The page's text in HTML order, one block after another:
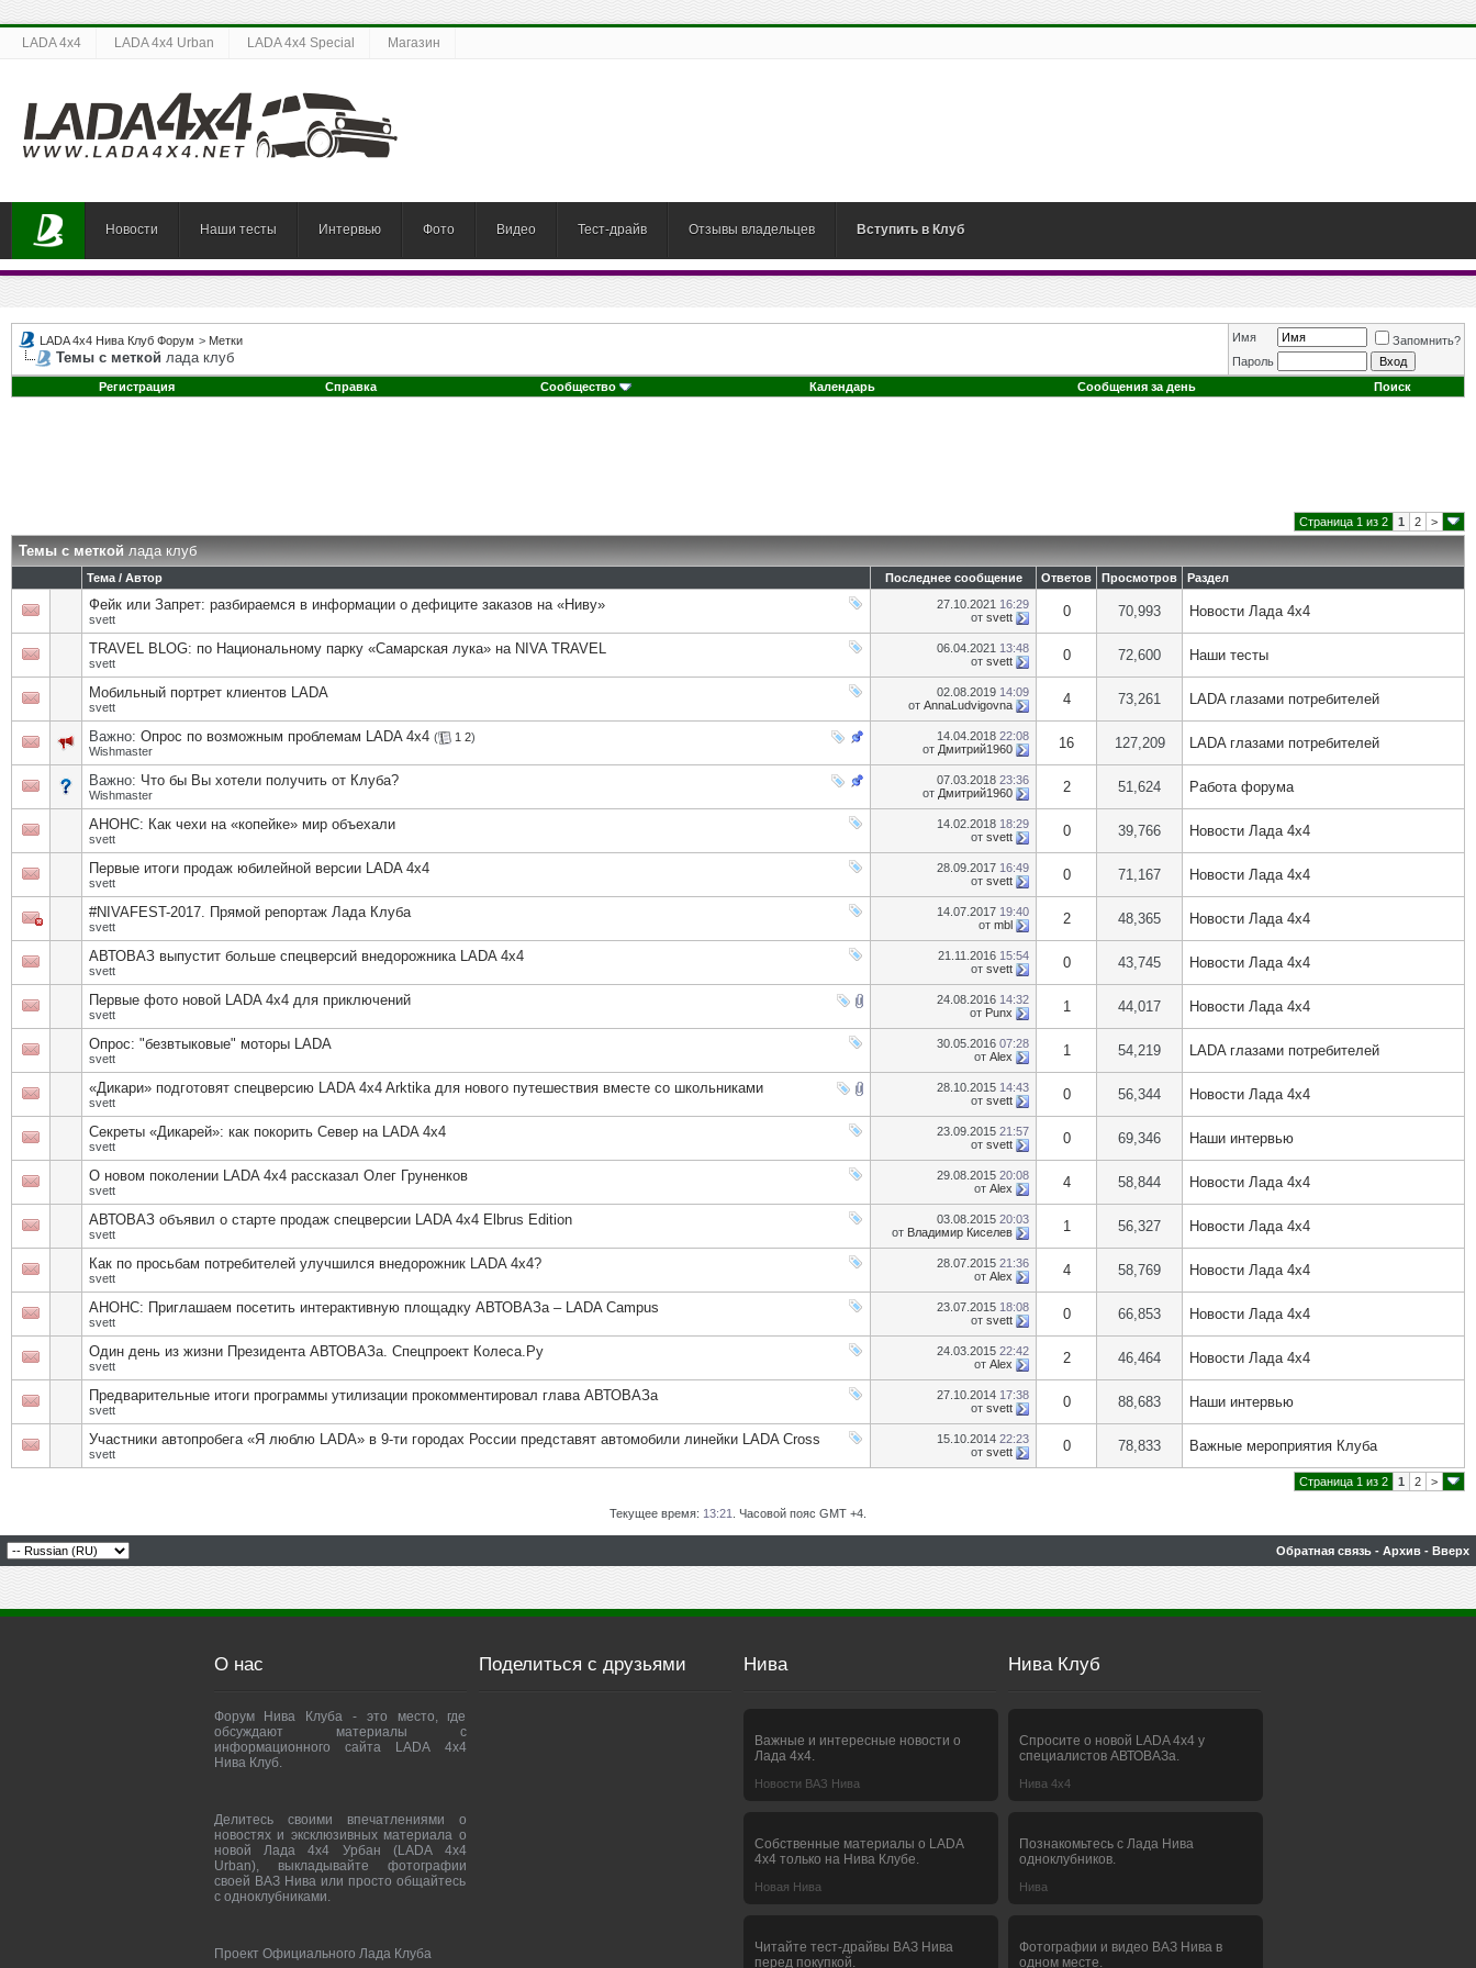
LADA 4x4 LADA 4x4 Urban LADA 4x4 Special Магазин
Новости Наши тесты Интервью Фото Видео Тест-драйв Отзывы владельцев Вступить в Клуб
LADA 4x4 Нива Клуб Форум > Метки
Темы с меткой лада клуб
Имя
Запомнить?
Пароль
Регистрация
Справка Сообщество Календарь Сообщения за день Поиск
Страница 1 из 2 1 2 >
Темы с меткойлада клуб
Тема / Автор Последнее сообщение Ответов Просмотров Раздел
Фейк или Запрет: разбираемся в информации о дефиците заказов на «Ниву»
svett
27.10.2021 16:29
от svett 0 70,993 Новости Лада 4х4
TRAVEL BLOG: по Национальному парку «Самарская лука» на NIVA TRAVEL
svett
06.04.2021 13:48
от svett 0 72,600 Наши тесты
Мобильный портрет клиентов LADA
svett
02.08.2019 14:09
от AnnaLudvigovna 4 73,261 LADA глазами потребителей
Важно: Опрос по возможным проблемам LADA 4х4 ( 1 2)
Wishmaster
14.04.2018 22:08
от Дмитрий1960 16 127,209 LADA глазами потребителей
Важно: Что бы Вы хотели получить от Клуба?
Wishmaster
07.03.2018 23:36
от Дмитрий1960 2 51,624 Работа форума
АНОНС: Как чехи на «копейке» мир объехали
svett
14.02.2018 18:29
от svett 0 39,766 Новости Лада 4х4
Первые итоги продаж юбилейной версии LADA 4х4
svett
28.09.2017 16:49
от svett 0 71,167 Новости Лада 4х4
#NIVAFEST-2017. Прямой репортаж Лада Клуба
svett
14.07.2017 19:40
от mbl 2 48,365 Новости Лада 4х4
АВТОВАЗ выпустит больше спецверсий внедорожника LADA 4х4
svett
21.11.2016 15:54
от svett 0 43,745 Новости Лада 4х4
Первые фото новой LADA 4x4 для приключений
svett
24.08.2016 14:32
от Punx 1 44,017 Новости Лада 4х4
Опрос: "безвтыковые" моторы LADA
svett
30.05.2016 07:28
от Alex 1 54,219 LADA глазами потребителей
«Дикари» подготовят спецверсию LADA 4x4 Arktika для нового путешествия вместе со школьниками
svett
28.10.2015 14:43
от svett 0 56,344 Новости Лада 4х4
Секреты «Дикарей»: как покорить Север на LADA 4х4
svett
23.09.2015 21:57
от svett 0 69,346 Наши интервью
О новом поколении LADA 4х4 рассказал Олег Груненков
svett
29.08.2015 20:08
от Alex 4 58,844 Новости Лада 4х4
АВТОВАЗ объявил о старте продаж спецверсии LADA 4x4 Elbrus Edition
svett
03.08.2015 20:03
от Владимир Киселев 1 56,327 Новости Лада 4х4
Как по просьбам потребителей улучшился внедорожник LADA 4x4?
svett
28.07.2015 21:36
от Alex 4 58,769 Новости Лада 4х4
АНОНС: Приглашаем посетить интерактивную площадку АВТОВАЗа – LADA Campus
svett
23.07.2015 18:08
от svett 0 66,853 Новости Лада 4х4
Один день из жизни Президента АВТОВАЗа. Спецпроект Колеса.Ру
svett
24.03.2015 22:42
от Alex 2 46,464 Новости Лада 4х4
Предварительные итоги программы утилизации прокомментировал глава АВТОВАЗа
svett
27.10.2014 17:38
от svett 0 88,683 Наши интервью
Участники автопробега «Я люблю LADA» в 9-ти городах России представят автомобили линейки LADA Cross
svett
15.10.2014 22:23
от svett 0 78,833 Важные мероприятия Клуба
Страница 1 из 2 1 2 >
Текущее время: 13:21 . Часовой пояс GMT +4.
Обратная связь - Архив - Вверх
О нас
Форум Нива Клуба - это место, где
обсуждают материалы с
информационного сайта LADA 4x4
Нива Клуб.
Делитесь своими впечатлениями о
новостях и эксклюзивных материала о
новой Лада 4х4 Урбан (LADA 4x4
Urban), выкладывайте фотографии
своей ВАЗ Нива или просто общайтесь
с одноклубниками.
Проект Официального Лада Клуба
Поделиться с друзьями Нива
Важные и интересные новости о
Лада 4х4.
Новости ВАЗ Нива
Собственные материалы о LADA
4x4 только на Нива Клубе.
Новая Нива
Читайте тест-драйвы ВАЗ Нива
перед покупкой.
Нива Клуб
Спросите о новой LADA 4x4 у
специалистов АВТОВАЗа.
Нива 4х4
Познакомьтесь с Лада Нива
одноклубников.
Нива
Фотографии и видео ВАЗ Нива в
одном месте.